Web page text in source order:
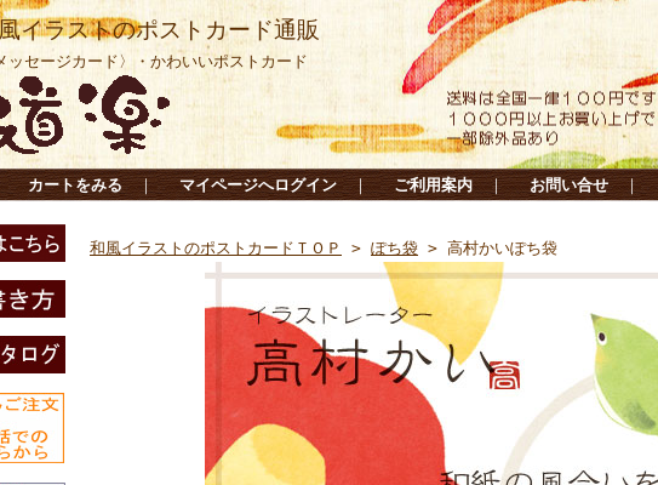
イラストのポストカード通販
ッセージカード〉・かわいいポストカード
カートをみる ｜ マイページへログイン ｜ ご利用案内 ｜ お問い合せ ｜
和風イラストのポストカードＴＯＰ > ぽち袋 > 高村かいぽち袋